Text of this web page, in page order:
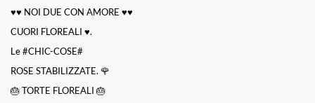
♥️♥️ NOI DUE CON AMORE ♥️♥️
CUORI FLOREALI ♥️.
Le #CHIC-COSE#
ROSE STABILIZZATE. 🌹
🎂 TORTE FLOREALI 🎂